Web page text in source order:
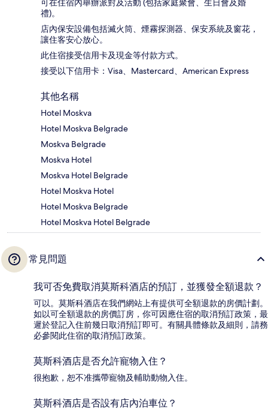
可在住宿內舉辦派對及活動 (包括家庭聚會、生日會及婚
禮)。
店內保安設備包括滅火筒、煙霧探測器、保安系統及窗花，
讓住客安心放心。
此住宿接受信用卡及現金等付款方式。
接受以下信用卡：Visa、Mastercard、American Express
其他名稱
Hotel Moskva
Hotel Moskva Belgrade
Moskva Belgrade
Moskva Hotel
Moskva Hotel Belgrade
Hotel Moskva Hotel
Hotel Moskva Belgrade
Hotel Moskva Hotel Belgrade
常見問題
我可否免費取消莫斯科酒店的預訂，並獲發全額退款？
可以。莫斯科酒店在我們網站上有提供可全額退款的房價計劃。
如以可全額退款的房價訂房，你可因應住宿的取消預訂政策，最
遲於登記入住前幾日取消預訂即可。有關具體條款及細則，請務
必參閱此住宿的取消預訂政策。
莫斯科酒店是否允許寵物入住？
很抱歉，恕不准攜帶寵物及輔助動物入住。
莫斯科酒店是否設有店內泊車位？